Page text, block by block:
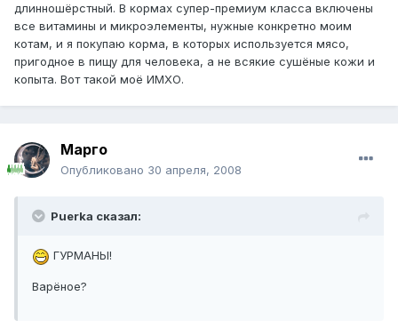
длинношёрстный. В кормах супер-премиум класса включены
все витамины и микроэлементы, нужные конкретно моим
котам, и я покупаю корма, в которых используется мясо,
пригодное в пищу для человека, а не всякие сушёные кожи и
копыта. Вот такой моё ИМХО.
Марго
Опубликовано 30 апреля, 2008
Puerka сказал:
ГУРМАНЫ!
Варёное?